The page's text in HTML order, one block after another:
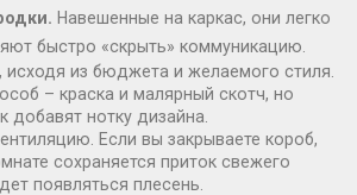
Навешенные на каркас, они легко
быстро «скрыть» коммуникацию.
исходя из бюджета и желаемого стиля.
– краска и малярный скотч, но
добавят нотку дизайна.
Если вы закрываете короб,
сохраняется приток свежего
появляться плесень.